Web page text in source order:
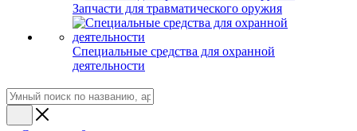
Запчасти для травматического оружия
Специальные средства для охранной
деятельности